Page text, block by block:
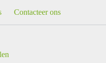
Contacteer ons